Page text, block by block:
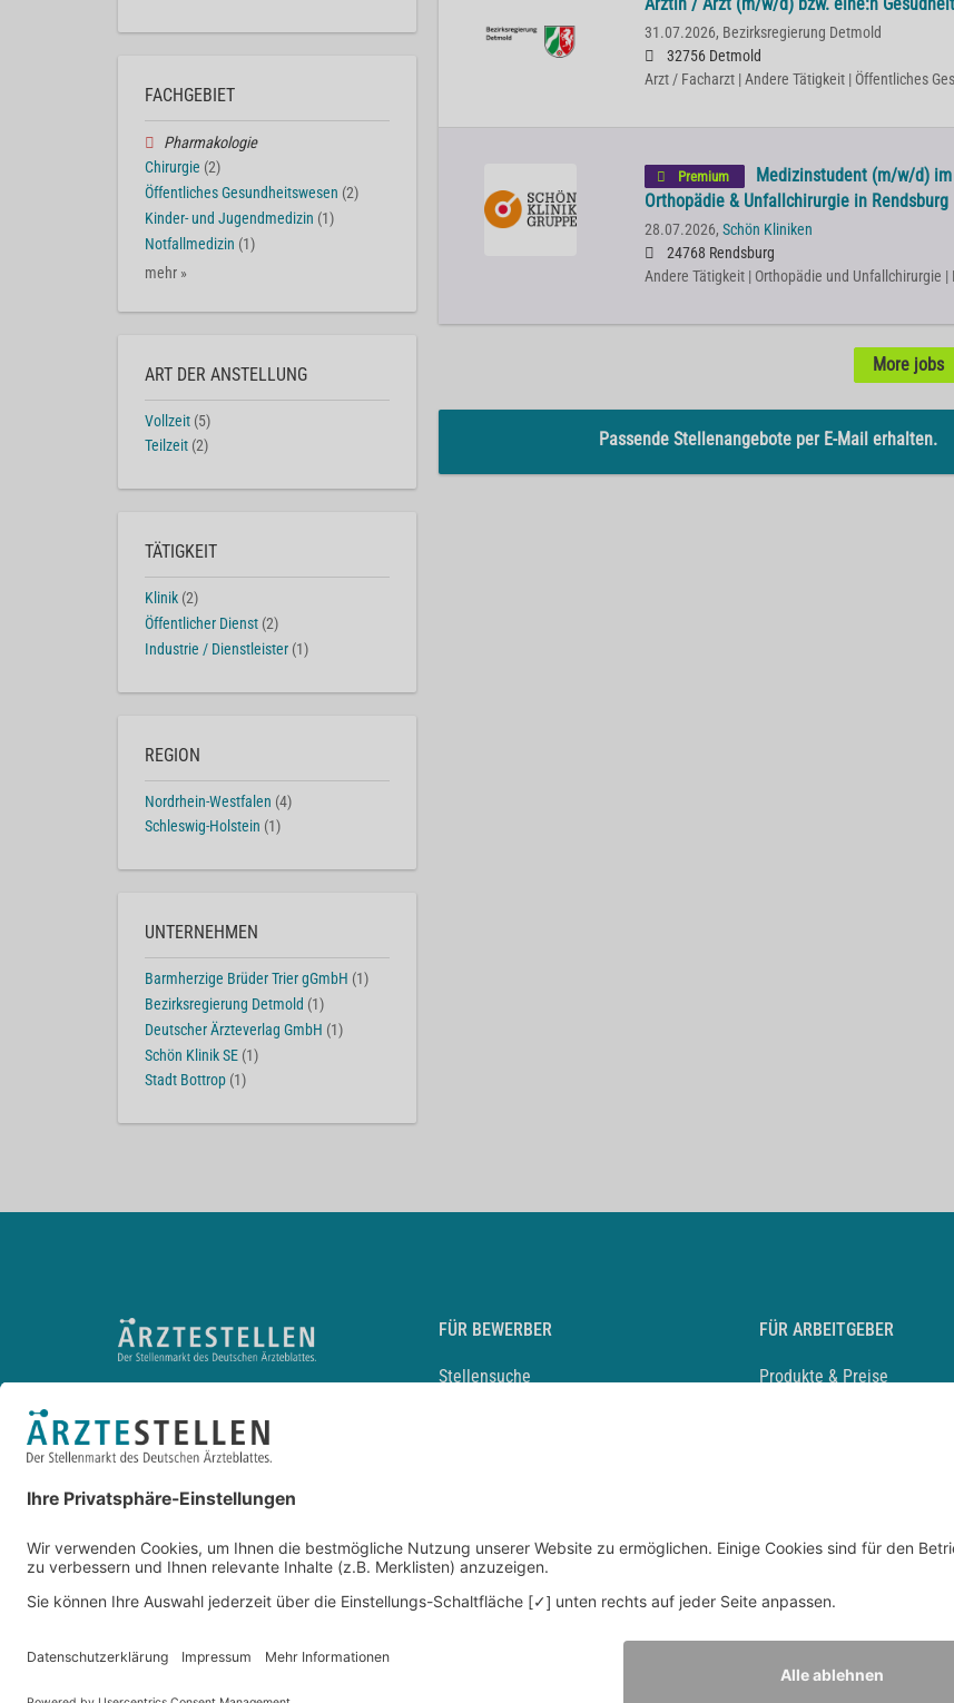
31.07.2026, Bezirksregierung Detmold
32756 Detmold
Arzt / Facharzt | Andere Tätigkeit | Öffentliches
Premium
Medizinstudent (m/w/d)
Orthopädie & Unfallchirurgie in Rendsburg
28.07.2026, Schön Kliniken
24768 Rendsburg
Andere Tätigkeit | Orthopädie und Unfallchirurgie
More jobs
Passende Stellenangebote per E-Mail erhalten.
FACHGEBIET
Pharmakologie
Chirurgie (2)
Öffentliches Gesundheitswesen (2)
Kinder- und Jugendmedizin (1)
Notfallmedizin (1)
mehr »
ART DER ANSTELLUNG
Vollzeit (5)
Teilzeit (2)
TÄTIGKEIT
Klinik (2)
Öffentlicher Dienst (2)
Industrie / Dienstleister (1)
REGION
Nordrhein-Westfalen (4)
Schleswig-Holstein (1)
UNTERNEHMEN
Barmherzige Brüder Trier gGmbH (1)
Bezirksregierung Detmold (1)
Deutscher Ärzteverlag GmbH (1)
Schön Klinik SE (1)
Stadt Bottrop (1)
FÜR BEWERBER
Stellensuche
Durchsuchen Sie den Stellenkatalog
FÜR ARBEITGEBER
Produkte & Preise